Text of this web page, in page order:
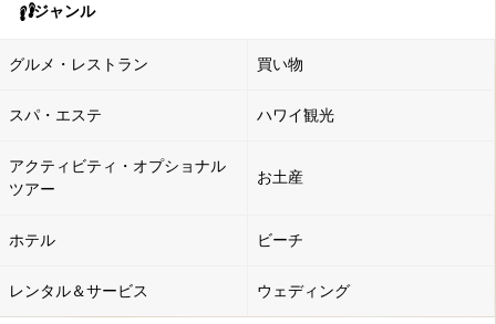
ジャンル
グルメ・レストラン 買い物
スパ・エステ ハワイ観光
アクティビティ・オプショナル
ツアー
お土産
ホテル ビーチ
レンタル＆サービス ウェディング